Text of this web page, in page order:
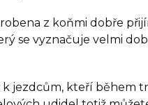
z koňmi dobře
se vyznačuje velmi
jezdcům, kteří během